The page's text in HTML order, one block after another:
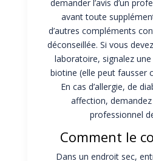
demander l’avis d’un
avant toute
d’autres compléments
déconseillée. Si vous
laboratoire, signalez
biotine (elle peut fausser
En cas d’allergie, de
affection,
professionnel
Comment le
Dans un endroit sec,